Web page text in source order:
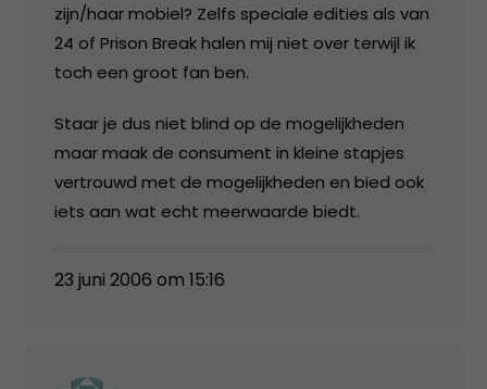
zijn/haar mobiel? Zelfs speciale edities als van
24 of Prison Break halen mij niet over terwijl ik
toch een groot fan ben.
Staar je dus niet blind op de mogelijkheden
maar maak de consument in kleine stapjes
vertrouwd met de mogelijkheden en bied ook
iets aan wat echt meerwaarde biedt.
23 juni 2006 om 15:16